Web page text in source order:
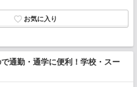
通勤・通学に便利！学校・スー